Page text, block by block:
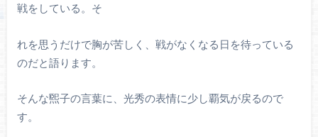
戦をしている。そ
れを思うだけで胸が苦しく、戦がなくなる日を待っている
のだと語ります。
そんな煕子の言葉に、光秀の表情に少し覇気が戻るので
す。